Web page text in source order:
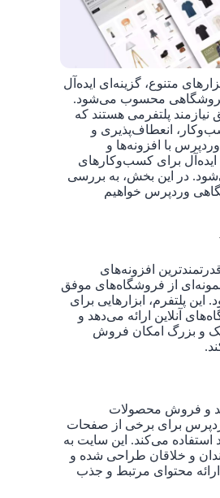
متنوع، گزینه‌ای ایده‌آل
محسوب می‌شود.
نیازمند پلتفرمی هستند که
انعطاف‌پذیری و
با افزونه‌ها و
ایده‌آل برای کسب‌وکارهای
در این بخش، به بررسی
وردپرس خواهیم
افزونه‌های
از فروشگاه‌های موفق
پلتفرم، ابزارهایی برای
آنلاین ارائه می‌دهد و
و بزرگ امکان فروش
و فروش محصولات
برای برخی از صفحات
استفاده می‌کند. این سایت به
و خلاقان طراحی شده و
محتوای مرتبط و جذب